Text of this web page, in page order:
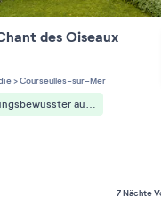
des Oiseaux
>Courseulles-sur-Mer
Verantwortungsbewusster aufenthalt
7 Nächte